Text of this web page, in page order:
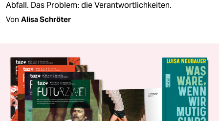
Abfall. Das Problem: die Verantwortlichkeiten.
Von Alisa Schröter